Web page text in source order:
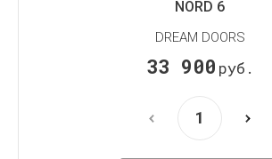
NORD 6
DREAM DOORS
33 900 руб.